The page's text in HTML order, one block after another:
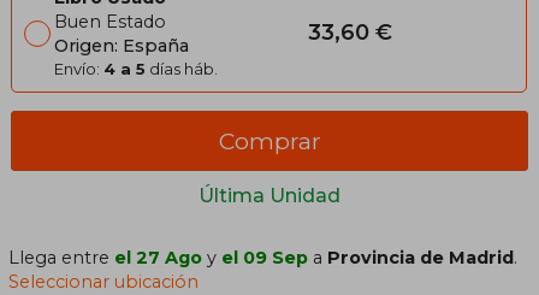
Buen Estado
Origen: España
Envío: 4 a 5 días háb.
33,60 €
Última Unidad
Comprar
Llega entre el 27 Ago y el 09 Sep a Provincia de Madrid.
Seleccionar ubicación